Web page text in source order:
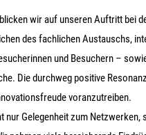
wir auf unseren Auftritt bei
des fachlichen Austauschs,
und Besuchern –
Die durchweg positive
voranzutreiben.
nur Gelegenheit zum